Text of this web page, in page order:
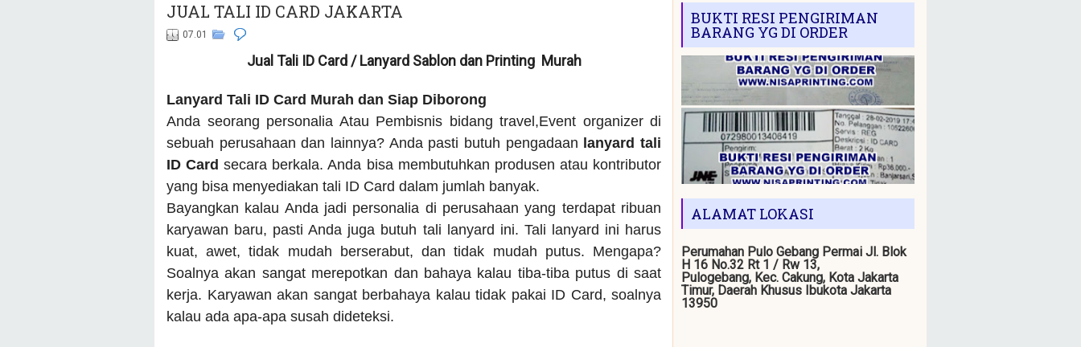
JUAL TALI ID CARD JAKARTA
07.01
Jual Tali ID Card / Lanyard Sablon dan Printing Murah
Lanyard Tali ID Card Murah dan Siap Diborong
Anda seorang personalia Atau Pembisnis bidang travel,Event organizer di
sebuah perusahaan dan lainnya? Anda pasti butuh pengadaan lanyard tali
ID Cardsecara berkala. Anda bisa membutuhkan produsen atau kontributor
yang bisa menyediakan tali ID Card dalam jumlah banyak.
Bayangkan kalau Anda jadi personalia di perusahaan yang terdapat ribuan
karyawan baru, pasti Anda juga butuh tali lanyard ini. Tali lanyard ini harus
kuat, awet, tidak mudah berserabut, dan tidak mudah putus. Mengapa?
Soalnya akan sangat merepotkan dan bahaya kalau tiba-tiba putus di saat
kerja. Karyawan akan sangat berbahaya kalau tidak pakai ID Card, soalnya
kalau ada apa-apa susah dideteksi.
BUKTI RESI PENGIRIMAN
BARANG YG DI ORDER
ALAMAT LOKASI
Perumahan Pulo Gebang Permai Jl. Blok
H 16 No.32 Rt 1 / Rw 13,
Pulogebang, Kec. Cakung, Kota Jakarta
Timur, Daerah Khusus Ibukota Jakarta
13950